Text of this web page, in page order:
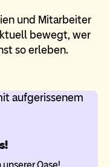
und Mitarbeiter
bewegt, wer
so erleben.